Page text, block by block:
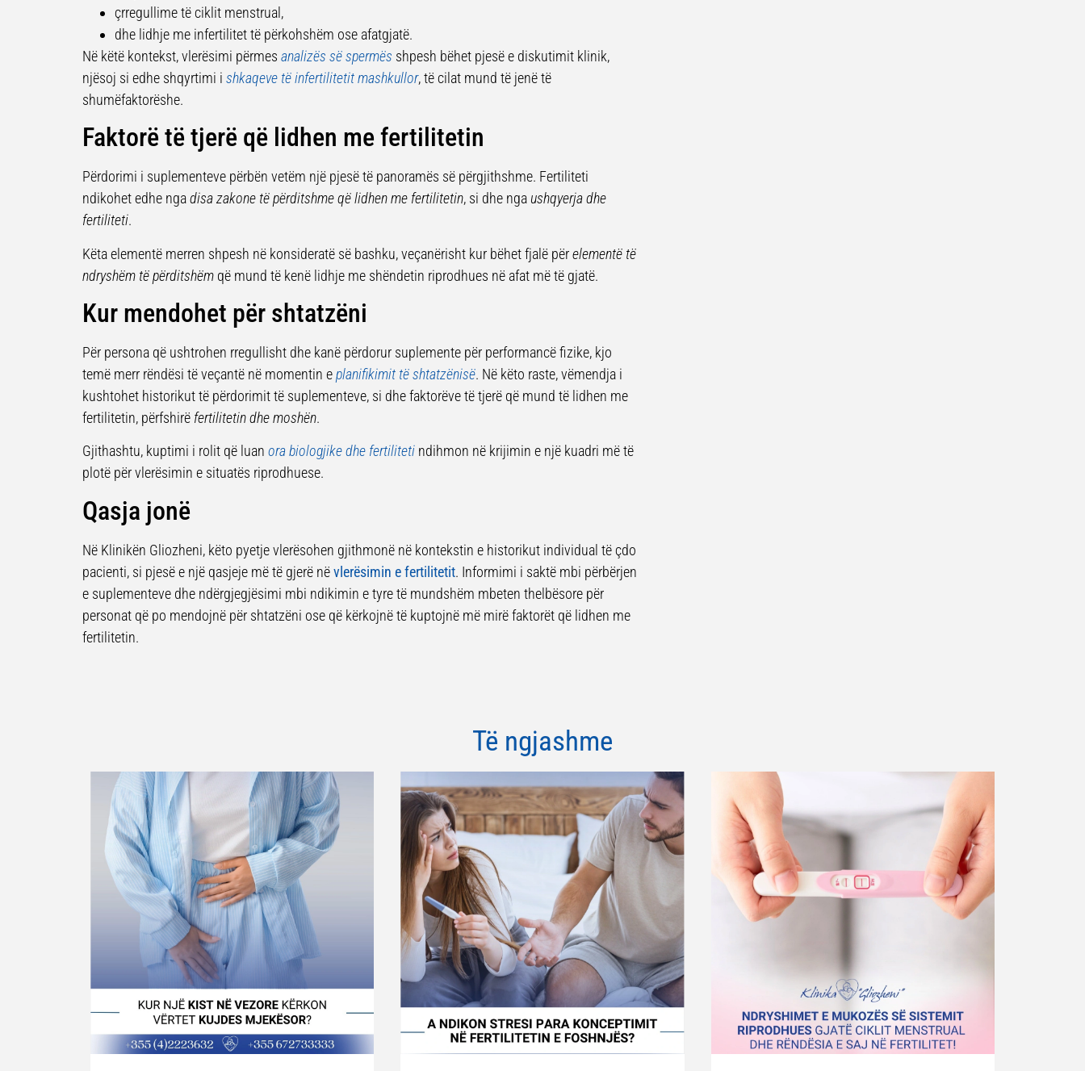
çrregullime të ciklit menstrual,
dhe lidhje me infertilitet të përkohshëm ose afatgjatë.
Në këtë kontekst, vlerësimi përmes analizës së spermës shpesh bëhet pjesë e diskutimit klinik,
njësoj si edhe shqyrtimi i shkaqeve të infertilitetit mashkullor, të cilat mund të jenë të
shumëfaktorëshe.
Faktorë të tjerë që lidhen me fertilitetin
Përdorimi i suplementeve përbën vetëm një pjesë të panoramës së përgjithshme. Fertiliteti
ndikohet edhe ngadisa zakone të përditshme që lidhen me fertilitetin, si dhe nga ushqyerja dhe
fertiliteti.
Këta elementë merren shpesh në konsideratë së bashku, veçanërisht kur bëhet fjalë përelementë të
ndryshëm të përditshëm që mund të kenë lidhje me shëndetin riprodhues në afat më të gjatë.
Kur mendohet për shtatzëni
Për persona që ushtrohen rregullisht dhe kanë përdorur suplemente për performancë fizike, kjo
temë merr rëndësi të veçantë në momentin eplanifikimit të shtatzënisë. Në këto raste, vëmendja i
kushtohet historikut të përdorimit të suplementeve, si dhe faktorëve të tjerë që mund të lidhen me
fertilitetin, përfshirë fertilitetin dhe moshën.
Gjithashtu, kuptimi i rolit që luan ora biologjike dhe fertiliteti ndihmon në krijimin e një kuadri më të
plotë për vlerësimin e situatës riprodhuese.
Qasja jonë
Në Klinikën Gliozheni, këto pyetje vlerësohen gjithmonë në kontekstin e historikut individual të çdo
pacienti, si pjesë e një qasjeje më të gjerë nëvlerësimin e fertilitetit. Informimi i saktë mbi përbërjen
e suplementeve dhe ndërgjegjësimi mbi ndikimin e tyre të mundshëm mbeten thelbësore për
personat që po mendojnë për shtatzëni ose që kërkojnë të kuptojnë më mirë faktorët që lidhen me
fertilitetin.
Të ngjashme